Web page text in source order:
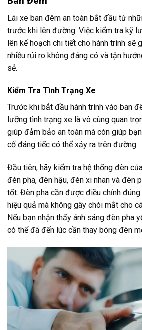
Lái xe ban đêm an toàn bắt đầu từ
trước khi lên đường. Việc kiểm tra kỹ
lên kế hoạch chi tiết cho hành trình sẽ
nhiều rủi ro không đáng có và tận
sẻ.
Kiểm Tra Tình Trạng Xe
Trước khi bắt đầu hành trình vào ban
lưỡng tình trạng xe là vô cùng quan
giúp đảm bảo an toàn mà còn giúp
cố đáng tiếc có thể xảy ra trên đường.
Đầu tiên, hãy kiểm tra hệ thống đèn
đèn pha, đèn hậu, đèn xi nhan và đèn
tốt. Đèn pha cần được điều chỉnh
hiệu quả mà không gây chói mắt cho
Nếu bạn nhận thấy ánh sáng đèn pha
có thể đã đến lúc cần thay bóng đèn